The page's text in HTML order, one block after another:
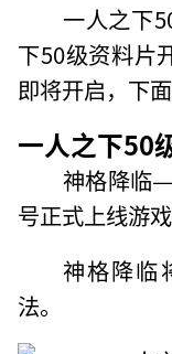
一人之下
下50级资料片
即将开启，下
一人之下50
神格降临
号正式上线游戏
神格降临
法。